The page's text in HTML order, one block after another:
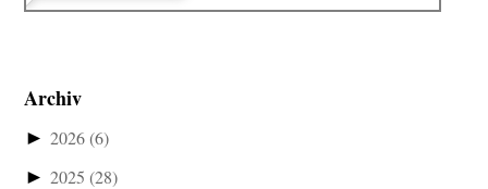
Archiv
► 2026(6)
► 2025(28)